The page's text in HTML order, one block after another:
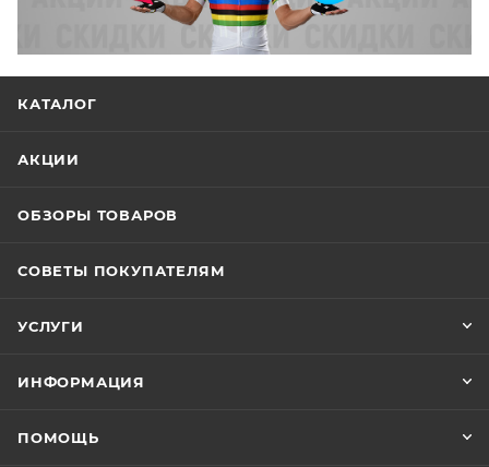
КАТАЛОГ
АКЦИИ
ОБЗОРЫ ТОВАРОВ
СОВЕТЫ ПОКУПАТЕЛЯМ
УСЛУГИ
ИНФОРМАЦИЯ
ПОМОЩЬ